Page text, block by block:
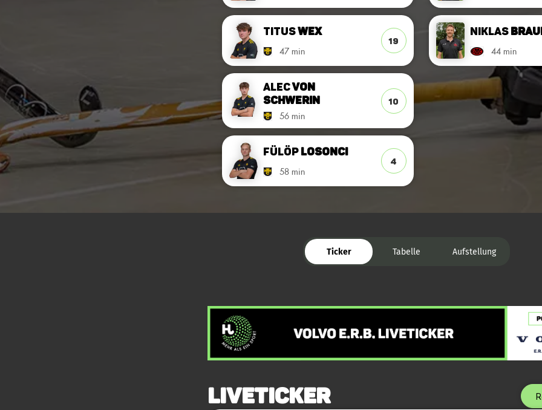
Niklas
44 min
TitusWex
47 min
19
Alecvon
Schwerin
56 min
10
FülöpLosonci
58 min
4
Ticker Tabelle Aufstellung
Liveticker